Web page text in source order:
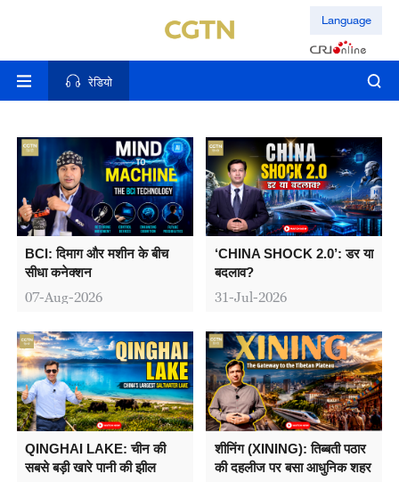
Language
रेडियो
BCI: दिमाग और मशीन के बीच
सीधा कनेक्शन
07-Aug-2026
‘CHINA SHOCK 2.0’: डर या
बदलाव?
31-Jul-2026
QINGHAI LAKE: चीन की
सबसे बड़ी खारे पानी की झील
शीनिंग (XINING): तिब्बती पठार
की दहलीज पर बसा आधुनिक शहर